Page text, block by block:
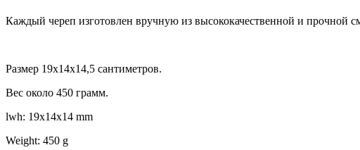
Каждый череп изготовлен вручную из высококачественной и
Размер 19х14х14,5 сантиметров.
Вес около 450 грамм.
lwh: 19x14x14 mm
Weight: 450 g